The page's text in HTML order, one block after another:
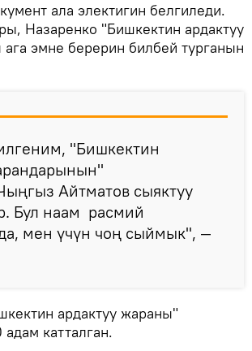
ала электигин белгиледи.
Назаренко "Бишкектин ардактуу
эмне берерин билбей турганын
"Бишкектин
Айтматов сыяктуу
Бул наам расмий
мен үчүн чоң сыймык", —
ардактуу жараны"
катталган.